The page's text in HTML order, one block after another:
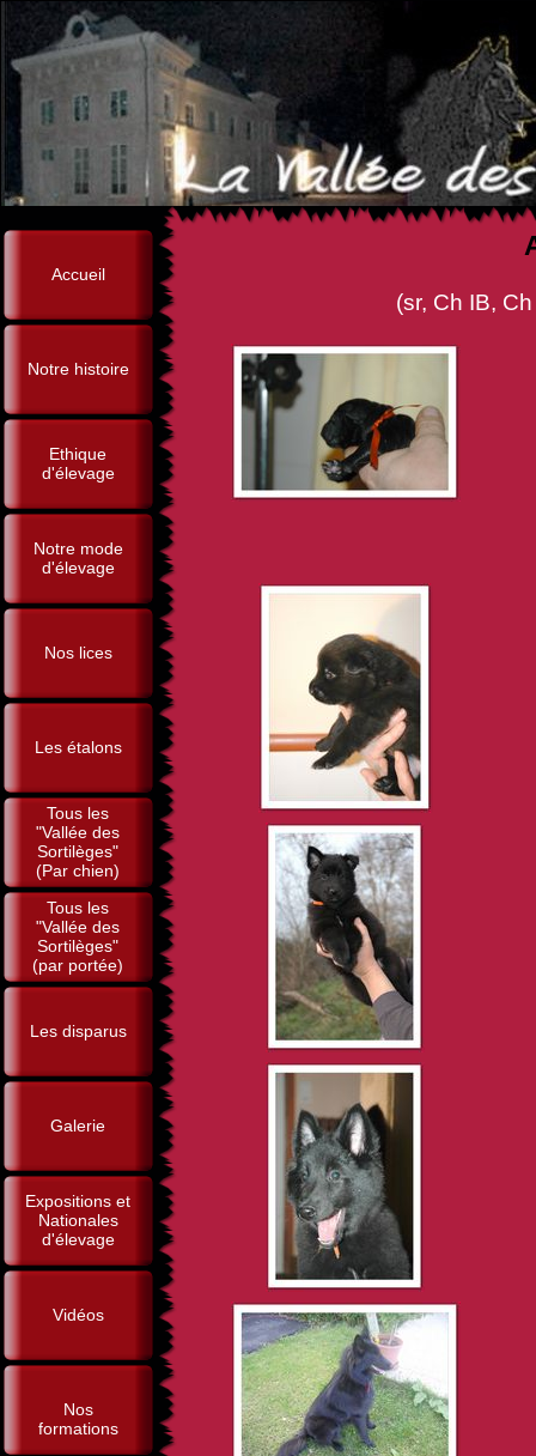
Accueil
Notre histoire
Ethique
d'élevage
Notre mode
d'élevage
Nos lices
Les étalons
Tous les
"Vallée des
Sortilèges"
(Par chien)
Tous les
"Vallée des
Sortilèges"
(par portée)
Les disparus
Galerie
Expositions et
Nationales
d'élevage
Vidéos
Nos
formations
(sr, Ch IB, Ch Tr, Ouragan